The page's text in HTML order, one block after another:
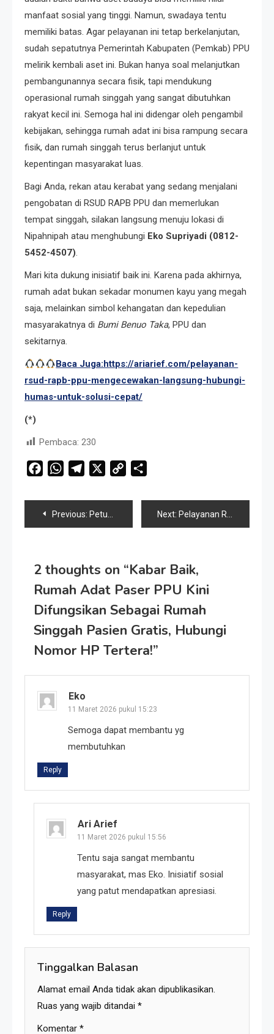
manfaat sosial yang tinggi. Namun, swadaya tentu
memiliki batas. Agar pelayanan ini tetap berkelanjutan,
sudah sepatutnya Pemerintah Kabupaten (Pemkab) PPU
melirik kembali aset ini. Bukan hanya soal melanjutkan
pembangunannya secara fisik, tapi mendukung
operasional rumah singgah yang sangat dibutuhkan
rakyat kecil ini. Semoga hal ini didengar oleh pengambil
kebijakan, sehingga rumah adat ini bisa rampung secara
fisik, dan rumah singgah terus berlanjut untuk
kepentingan masyarakat luas.
Bagi Anda, rekan atau kerabat yang sedang menjalani
pengobatan di RSUD RAPB PPU dan memerlukan
tempat singgah, silakan langsung menuju lokasi di
Nipahnipah atau menghubungi Eko Supriyadi (0812-
5452-4507).
Mari kita dukung inisiatif baik ini. Karena pada akhirnya,
rumah adat bukan sekadar monumen kayu yang megah
saja, melainkan simbol kehangatan dan kepedulian
masyarakatnya di Bumi Benuo Taka, PPU dan
sekitarnya.
Baca Juga:https://ariarief.com/pelayanan-
rsud-rapb-ppu-mengecewakan-langsung-hubungi-
humas-untuk-solusi-cepat/
(*)
Pembaca: 230
FacebookWhatsAppTelegram
Copy
Navigasi
Previous: Petuah Ki Semar di Tengah Hujan Badai Global, Mandiri Ekonomi atau Terus Kena ‘Bersin’ Perang Orang Lain? Next: Pelayanan RSUD RAPB PPU Mengecewakan? Jangan Ragu, Langsung Saja Hubungi Humas untuk Solusi Cepat!
2 thoughts on “Kabar Baik,
Rumah Adat Paser PPU Kini
Difungsikan Sebagai Rumah
Singgah Pasien Gratis, Hubungi
Nomor HP Tertera!”
Eko
11 Maret 2026 pukul 15:23
Semoga dapat membantu yg
membutuhkan
Reply
Ari Arief
11 Maret 2026 pukul 15:56
Tentu saja sangat membantu
masyarakat, mas Eko. Inisiatif sosial
yang patut mendapatkan apresiasi.
Reply
Tinggalkan Balasan
Alamat email Anda tidak akan dipublikasikan.
Ruas yang wajib ditandai *
Komentar *